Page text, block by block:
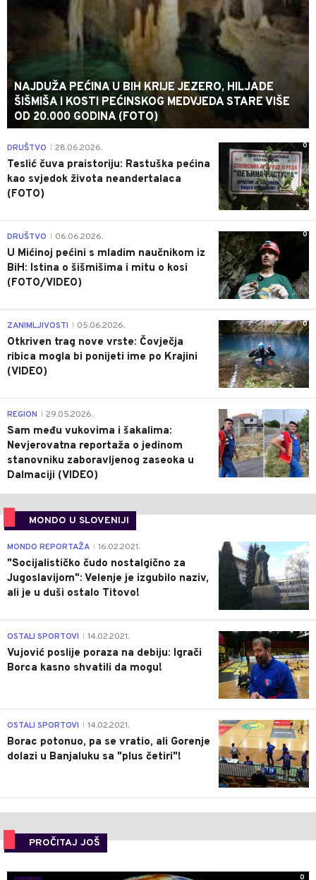
NAJDUŽA PEĆINA U BIH KRIJE JEZERO, HILJADE
ŠIŠMIŠA I KOSTI PEĆINSKOG MEDVJEDA STARE VIŠE
OD 20.000 GODINA (FOTO)
0
DRUŠTVO 28.06.2026.
Teslić čuva praistoriju: Rastuška pećina
kao svjedok života neandertalaca
(FOTO)
0
DRUŠTVO 06.06.2026.
U Mićinoj pećini s mladim naučnikom iz
BiH: Istina o šišmišima i mitu o kosi
(FOTO/VIDEO)
0
ZANIMLJIVOSTI 05.06.2026.
Otkriven trag nove vrste: Čovječja
ribica mogla bi ponijeti ime po Krajini
(VIDEO)
0
REGION 29.05.2026.
Sam među vukovima i šakalima:
Nevjerovatna reportaža o jedinom
stanovniku zaboravljenog zaseoka u
Dalmaciji (VIDEO)
MONDO U SLOVENIJI
4
MONDO REPORTAŽA 16.02.2021.
"Socijalističko čudo nostalgično za
Jugoslavijom": Velenje je izgubilo naziv,
ali je u duši ostalo Titovo!
1
OSTALI SPORTOVI 14.02.2021.
Vujović poslije poraza na debiju: Igrači
Borca kasno shvatili da mogu!
3
OSTALI SPORTOVI 14.02.2021.
Borac potonuo, pa se vratio, ali Gorenje
dolazi u Banjaluku sa "plus četiri"!
PROČITAJ JOŠ
0